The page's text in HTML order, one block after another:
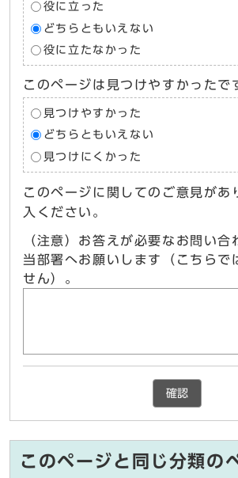
役に立った
どちらともいえない
役に立たなかった
このページは見つけやすかったで
見つけやすかった
どちらともいえない
見つけにくかった
このページに関してのご意見があ
入ください。
（注意）お答えが必要なお問い合
当部署へお願いします（こちらで
せん）。
確認
このページと同じ分類の